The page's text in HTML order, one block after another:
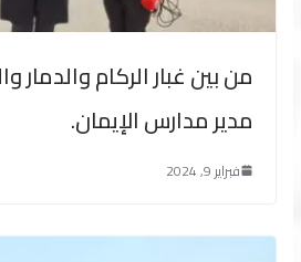
من بين غبار الركام والدمار
مدير مدارس الإيمان.
فبراير 9, 2024